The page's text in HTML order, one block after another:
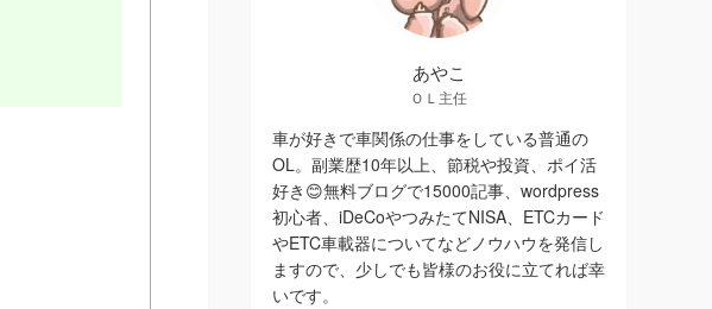
あやこ
ＯＬ主任
車が好きで車関係の仕事をしている普通の
OL。副業歴10年以上、節税や投資、ポイ活
好き😊無料ブログで15000記事、wordpress
初心者、iDeCoやつみたてNISA、ETCカード
やETC車載器についてなどノウハウを発信し
ますので、少しでも皆様のお役に立てれば幸
いです。